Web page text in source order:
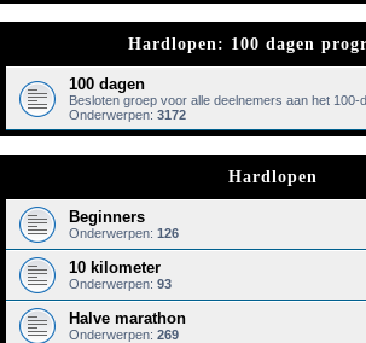
Hardlopen: 100 dagen
100 dagen
Besloten groep voor alle deelnemers aan het 100-
Onderwerpen: 3172
Hardlopen
Beginners
Onderwerpen: 126
10 kilometer
Onderwerpen: 93
Halve marathon
Onderwerpen: 269